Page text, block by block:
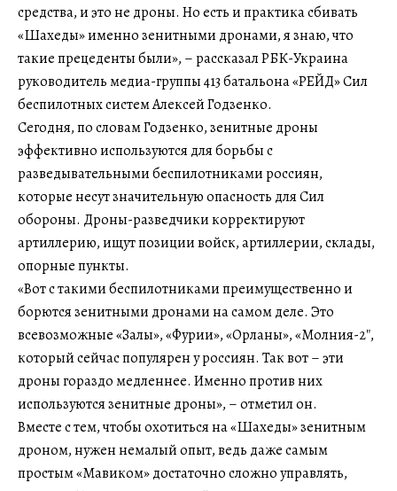
средства, и это не дроны. Но есть и практика сбивать
«Шахеды» именно зенитными дронами, я знаю, что
такие прецеденты были», – рассказал РБК-Украина
руководитель медиа-группы 413 батальона «РЕЙД» Сил
беспилотных систем Алексей Годзенко.
Сегодня, по словам Годзенко, зенитные дроны
эффективно используются для борьбы с
разведывательными беспилотниками россиян,
которые несут значительную опасность для Сил
обороны. Дроны-разведчики корректируют
артиллерию, ищут позиции войск, артиллерии, склады,
опорные пункты.
«Вот с такими беспилотниками преимущественно и
борются зенитными дронами на самом деле. Это
всевозможные «Залы», «Фурии», «Орланы», «Молния-2″,
который сейчас популярен у россиян. Так вот – эти
дроны гораздо медленнее. Именно против них
используются зенитные дроны», – отметил он.
Вместе с тем, чтобы охотиться на «Шахеды» зенитным
дроном, нужен немалый опыт, ведь даже самым
простым «Мавиком» достаточно сложно управлять,